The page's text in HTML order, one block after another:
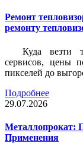
Ремонт
ремонту
Куда везти
сервисов, цены
пикселей до
Подробнее
29.07.2026
Металлопрокат:
Применения